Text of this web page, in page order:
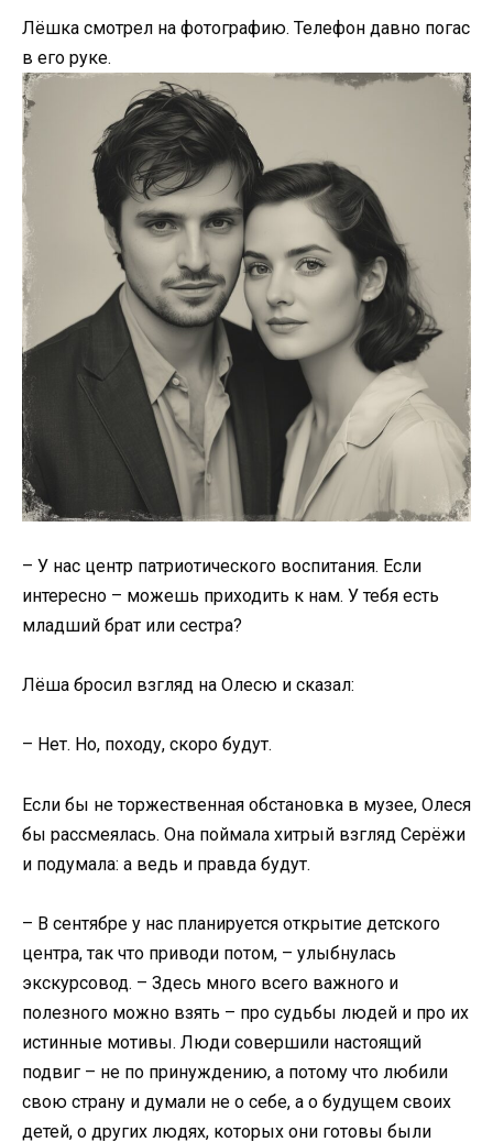
Лёшка смотрел на фотографию. Телефон давно погас
в его руке.
– У нас центр патриотического воспитания. Если
интересно – можешь приходить к нам. У тебя есть
младший брат или сестра?
Лёша бросил взгляд на Олесю и сказал:
– Нет. Но, походу, скоро будут.
Если бы не торжественная обстановка в музее, Олеся
бы рассмеялась. Она поймала хитрый взгляд Серёжи
и подумала: а ведь и правда будут.
– В сентябре у нас планируется открытие детского
центра, так что приводи потом, – улыбнулась
экскурсовод. – Здесь много всего важного и
полезного можно взять – про судьбы людей и про их
истинные мотивы. Люди совершили настоящий
подвиг – не по принуждению, а потому что любили
свою страну и думали не о себе, а о будущем своих
детей, о других людях, которых они готовы были